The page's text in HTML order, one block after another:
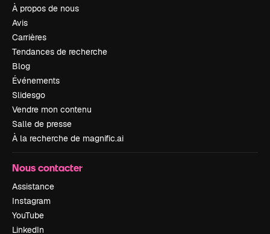
À propos de nous
Avis
Carrières
Tendances de recherche
Blog
Événements
Slidesgo
Vendre mon contenu
Salle de presse
À la recherche de magnific.ai
Nous contacter
Assistance
Instagram
YouTube
LinkedIn